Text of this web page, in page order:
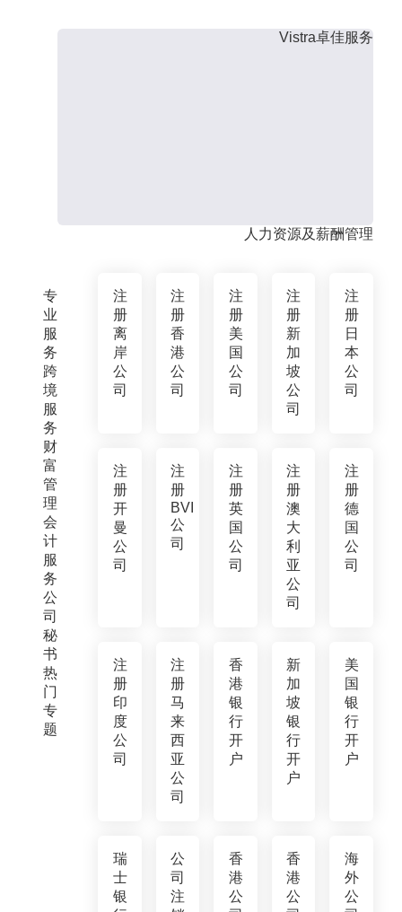
专
业
服
务
跨
境
服
务
财
富
管
理
会
计
服
务
公
司
秘
书
热
门
专
题
Vistra卓佳服务
人力资源及薪酬管理
注
册
离
岸
公
司
注
册
香
港
公
司
注
册
美
国
公
司
注
册
新
加
坡
公
司
注
册
日
本
公
司
注
册
开
曼
公
司
注
册
BVI
公
司
注
册
英
国
公
司
注
册
澳
大
利
亚
公
司
注
册
德
国
公
司
注
册
印
度
公
司
注
册
马
来
西
亚
公
司
香
港
银
行
开
户
新
加
坡
银
行
开
户
美
国
银
行
开
户
瑞
士
银
公
司
注
香
港
公
香
港
公
海
外
公